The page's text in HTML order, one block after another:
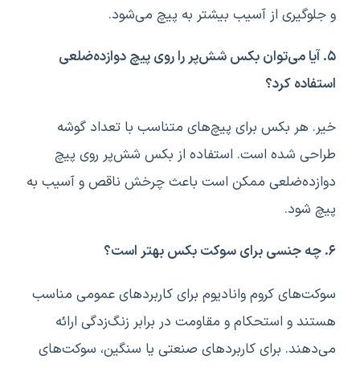
و جلوگیری از آسیب بیشتر به پیچ می‌شود.
۵. آیا می‌توان بکس شش‌پر را روی پیچ دوازده‌ضلعی
استفاده کرد؟
خیر. هر بکس برای پیچ‌های متناسب با تعداد گوشه
طراحی شده است. استفاده از بکس شش‌پر روی پیچ
دوازده‌ضلعی ممکن است باعث چرخش ناقص و آسیب به
پیچ شود.
۶. چه جنسی برای سوکت بکس بهتر است؟
سوکت‌های کروم وانادیوم برای کاربردهای عمومی مناسب
هستند و استحکام و مقاومت در برابر زنگ‌زدگی ارائه
می‌دهند. برای کاربردهای صنعتی یا سنگین، سوکت‌های